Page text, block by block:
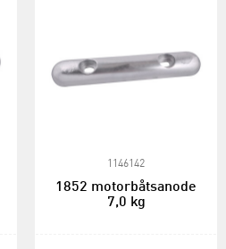
1146142
1852 motorbåtsanode
7,0 kg